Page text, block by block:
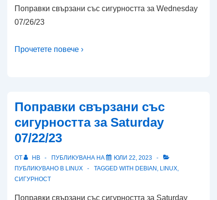
Поправки свързани със сигурността за Wednesday
07/26/23
Прочетете повече ›
Поправки свързани със
сигурността за Saturday
07/22/23
ОТ HB ПУБЛИКУВАНА НА
ЮЛИ 22, 2023
ПУБЛИКУВАНО В LINUX TAGGED WITH DEBIAN , LINUX,
СИГУРНОСТ
Поправки свързани със сигурността за Saturday